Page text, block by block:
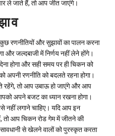
ले जाते हैं, तो आप जीत जाएंगे।
रणनीतियों और सुझावों का पालन करना
और जल्दबाजी में निर्णय नहीं लेने होंगे।
होगा और सही समय पर ही चिकन को
अपनी रणनीति को बदलते रहना होगा।
रहेंगे, तो आप उबाऊ हो जाएंगे और आप
अपने बजट का ध्यान रखना होगा।
नहीं लगाने चाहिए। यदि आप इन
तो आप चिकन रोड गेम में जीतने की
से खेलने वालों को पुरस्कृत करता